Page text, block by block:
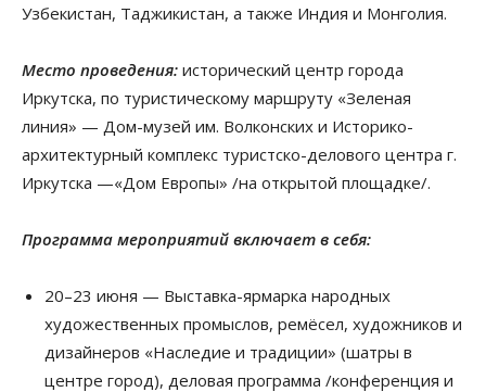
Узбекистан, Таджикистан, а также Индия и Монголия.
Место проведения: исторический центр города
Иркутска, по туристическому маршруту «Зеленая
линия» — Дом-музей им. Волконских и Историко-
архитектурный комплекс туристско-делового центра г.
Иркутска —«Дом Европы» /на открытой площадке/.
Программа мероприятий включает в себя:
20–23 июня — Выставка-ярмарка народных
художественных промыслов, ремёсел, художников и
дизайнеров «Наследие и традиции» (шатры в
центре город), деловая программа /конференция и